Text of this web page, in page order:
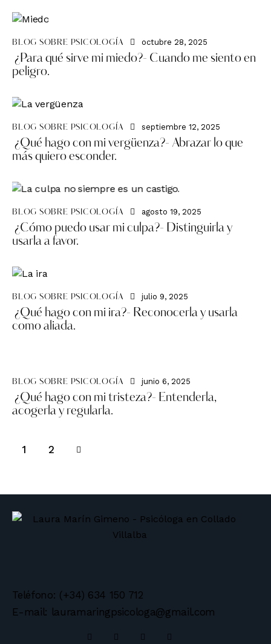
BLOG SOBRE PSICOLOGÍA octubre 28, 2025
¿Para qué sirve mi miedo?- Cuando me siento en
peligro.
BLOG SOBRE PSICOLOGÍA septiembre 12, 2025
¿Qué hago con mi vergüenza?- Abrazar lo que
más quiero esconder.
BLOG SOBRE PSICOLOGÍA agosto 19, 2025
¿Cómo puedo usar mi culpa?- Distinguirla y
usarla a favor.
BLOG SOBRE PSICOLOGÍA julio 9, 2025
¿Qué hago con mi ira?- Reconocerla y usarla
como aliada.
BLOG SOBRE PSICOLOGÍA junio 6, 2025
¿Qué hago con mi tristeza?- Entenderla,
acogerla y regularla.
1 2
Teléfono: (+34) 634 150 712
E-mail: lauramaringpsicologa@gmail.com